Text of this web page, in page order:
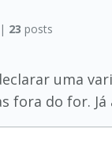
23 posts
uma
fora do for.